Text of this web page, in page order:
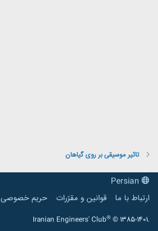
تاثیر موسیقی بر روی گیاهان
ارتباط با ما
قوانین و مقرّرات حریم خصوصی
Iranian Engineers' Club® © 1385-1401.